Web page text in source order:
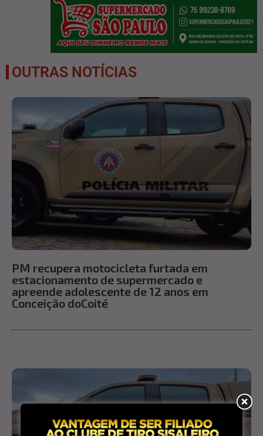
OUTRAS NOTÍCIAS
PM recupera motocicleta furtada em
estacionamento de supermercado e
apreende adolescente de 12 anos em
Conceição doCoité